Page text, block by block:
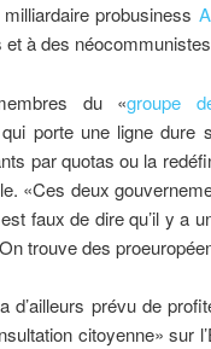
probusiness
à des
du «groupe
porte une ligne dure
par quotas ou la
«Ces deux
faux de dire qu’il y a
trouve des
d’ailleurs prévu de
citoyenne» sur